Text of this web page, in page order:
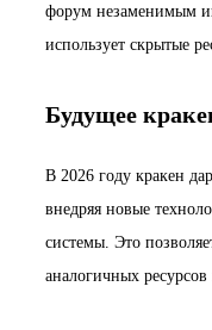
форум незаменимым
использует скрытые
Будущее
В 2026 году кракен
внедряя новые
системы. Это
аналогичных